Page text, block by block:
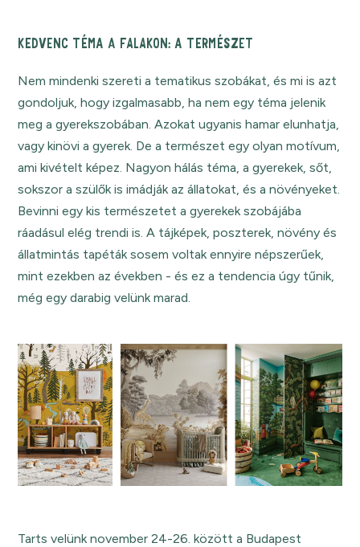
KEDVENC TÉMA A FALAKON: A TERMÉSZET
Nem mindenki szereti a tematikus szobákat, és mi is azt
gondoljuk, hogy izgalmasabb, ha nem egy téma jelenik
meg a gyerekszobában. Azokat ugyanis hamar elunhatja,
vagy kinövi a gyerek. De a természet egy olyan motívum,
ami kivételt képez. Nagyon hálás téma, a gyerekek, sőt,
sokszor a szülők is imádják az állatokat, és a növényeket.
Bevinni egy kis természetet a gyerekek szobájába
ráadásul elég trendi is. A tájképek, poszterek, növény és
állatmintás tapéták sosem voltak ennyire népszerűek,
mint ezekben az években - és ez a tendencia úgy tűnik,
még egy darabig velünk marad.
Tarts velünk november 24-26. között a Budapest